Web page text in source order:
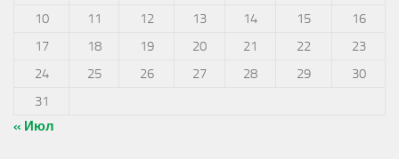
10
11 12 13 14 15
16
17
18 19 20 21 22
23
24
25 26 27 28 29
30
31
« Июл